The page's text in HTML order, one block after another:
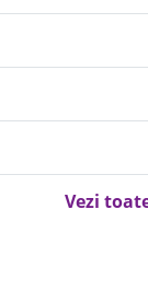
Vezi